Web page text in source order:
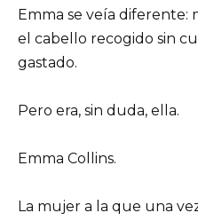
Emma se veía diferente:
el cabello recogido sin
gastado.
Pero era, sin duda, ella.
Emma Collins.
La mujer a la que una